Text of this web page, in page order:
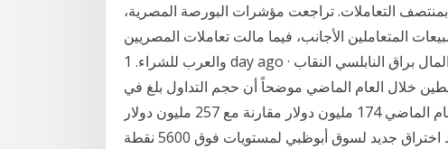
التعاملات. تراجعت مؤشرات البورصة المصرية،
المتعاملين الأجانب، فيما مالت تعاملات المصريين
والعرب للشراء. 1 day ago · كتب حامد جاد: كشف مدير عام هيئة سوق رأس المال براق النابلسي النقاب
خلال العام الماضي موضحاً أن حجم التداول بلغ في
العام الماضي 174 مليون دولار مقارنة مع 257 مليون دولار Jan 19, 2021 · تواصل أسواق المال الإماراتية
ارتفاعاتها خلال تعاملات جلسة، اليوم الثلاثاء، وسط اختراق جديد لسوق أبوظبي لمستويات فوق 5600 نقطة